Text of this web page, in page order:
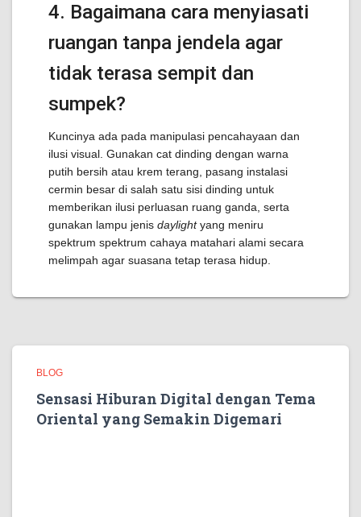
4. Bagaimana cara menyiasati
ruangan tanpa jendela agar
tidak terasa sempit dan
sumpek?
Kuncinya ada pada manipulasi pencahayaan dan
ilusi visual. Gunakan cat dinding dengan warna
putih bersih atau krem terang, pasang instalasi
cermin besar di salah satu sisi dinding untuk
memberikan ilusi perluasan ruang ganda, serta
gunakan lampu jenis daylightyang meniru
spektrum spektrum cahaya matahari alami secara
melimpah agar suasana tetap terasa hidup.
BLOG
Sensasi Hiburan Digital dengan Tema
Oriental yang Semakin Digemari